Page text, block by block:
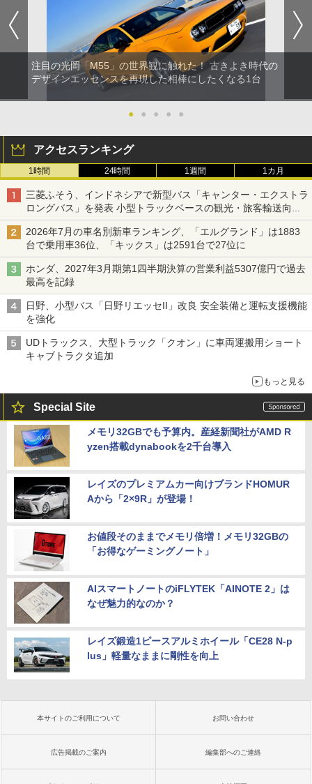
注目の光岡「M55」の世界観に触れた！ 古きよき時代の
デザインエッセンスを再現した相棒にしたくなる1台
● ● ● ● ●
アクセスランキング
1時間 24時間 1週間 1カ月
三菱ふそう、インドネシアで新型バス「キャンター・エクストラ
ロングバス」を発表 小型トラックベースの観光・旅客輸送向け
バス
2026年7月の車名別新車ランキング、「エルグランド」は1883
台で乗用車36位、「キックス」は2591台で27位に
ホンダ、2027年3月期第1四半期決算の営業利益5307億円で過去
最高を記録
日野、小型バス「日野リエッセII」改良 安全装備と運転支援機能
を強化
UDトラックス、大型トラック「クオン」に車両運搬用ショート
キャブトラクタ追加
もっと見る
Special Site
メモリ32GBでも予算内。産経新聞社がAMD R
yzen搭載dynabookを2千台導入
レイズのプレミアムカー向けブランドHOMUR
Aから「2×9R」が登場！
お値段そのままでメモリ倍増！メモリ32GBの
「お得なゲーミングノート」
AIスマートノートのiFLYTEK「AINOTE 2」は
なぜ魅力的なのか？
レイズ鍛造1ピースアルミホイール「CE28 N-p
lus」軽量なままに剛性を向上
本サイトのご利用について お問い合わせ
広告掲載のご案内 編集部へのご連絡